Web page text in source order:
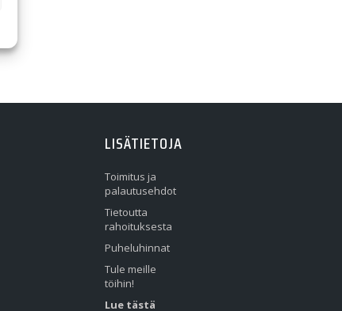
LISÄTIETOJA
Toimitus ja
palautusehdot
Tietoutta
rahoituksesta
Puheluhinnat
Tule meille
töihin!
Lue tästä